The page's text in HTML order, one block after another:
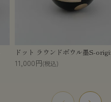
ドット ラウンドボウル墨S-
11,000円(税込)